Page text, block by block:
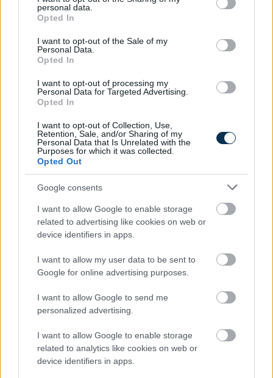
grant or deny consent to Google and its third-party tags to
use your data for below specified purposes in below Google
consent section.
personal data.
Opted In
I want to opt-out of the Sale of my
Personal Data.
Opted In
I want to opt-out of processing my
Personal Data for Targeted Advertising.
Opted In
I want to opt-out of Collection, Use,
Retention, Sale, and/or Sharing of my
Personal Data that Is Unrelated with the
Purposes for which it was collected.
Opted Out
Google consents
I want to allow Google to enable storage
related to advertising like cookies on web or
device identifiers in apps.
I want to allow my user data to be sent to
Google for online advertising purposes.
I want to allow Google to send me
personalized advertising.
I want to allow Google to enable storage
related to analytics like cookies on web or
device identifiers in apps.
drágulás!
És ezeket kiszámoltad már?